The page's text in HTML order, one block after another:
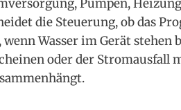
Pumpen,
die Steuerung, ob das
Wasser im Gerät
oder der Stromausfall